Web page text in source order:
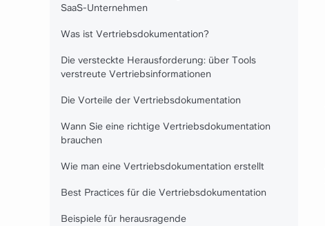
SaaS-Unternehmen
Was ist Vertriebsdokumentation?
Die versteckte Herausforderung: über Tools
verstreute Vertriebsinformationen
Die Vorteile der Vertriebsdokumentation
Wann Sie eine richtige Vertriebsdokumentation
brauchen
Wie man eine Vertriebsdokumentation erstellt
Best Practices für die Vertriebsdokumentation
Beispiele für herausragende